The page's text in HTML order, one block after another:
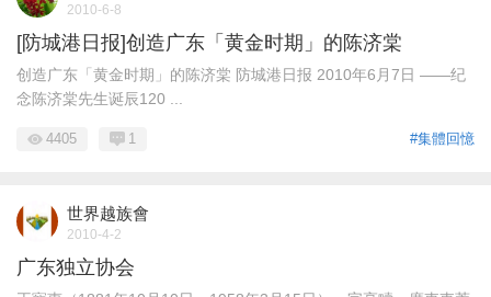
2010-6-8
[防城港日报]创造广东「黄金时期」的陈济棠
创造广东「黄金时期」的陈济棠 防城港日报 2010年6月7日 ——纪
念陈济棠先生诞辰120 ...
#集體回憶
4405 1
世界越族會
2010-4-2
广东独立协会